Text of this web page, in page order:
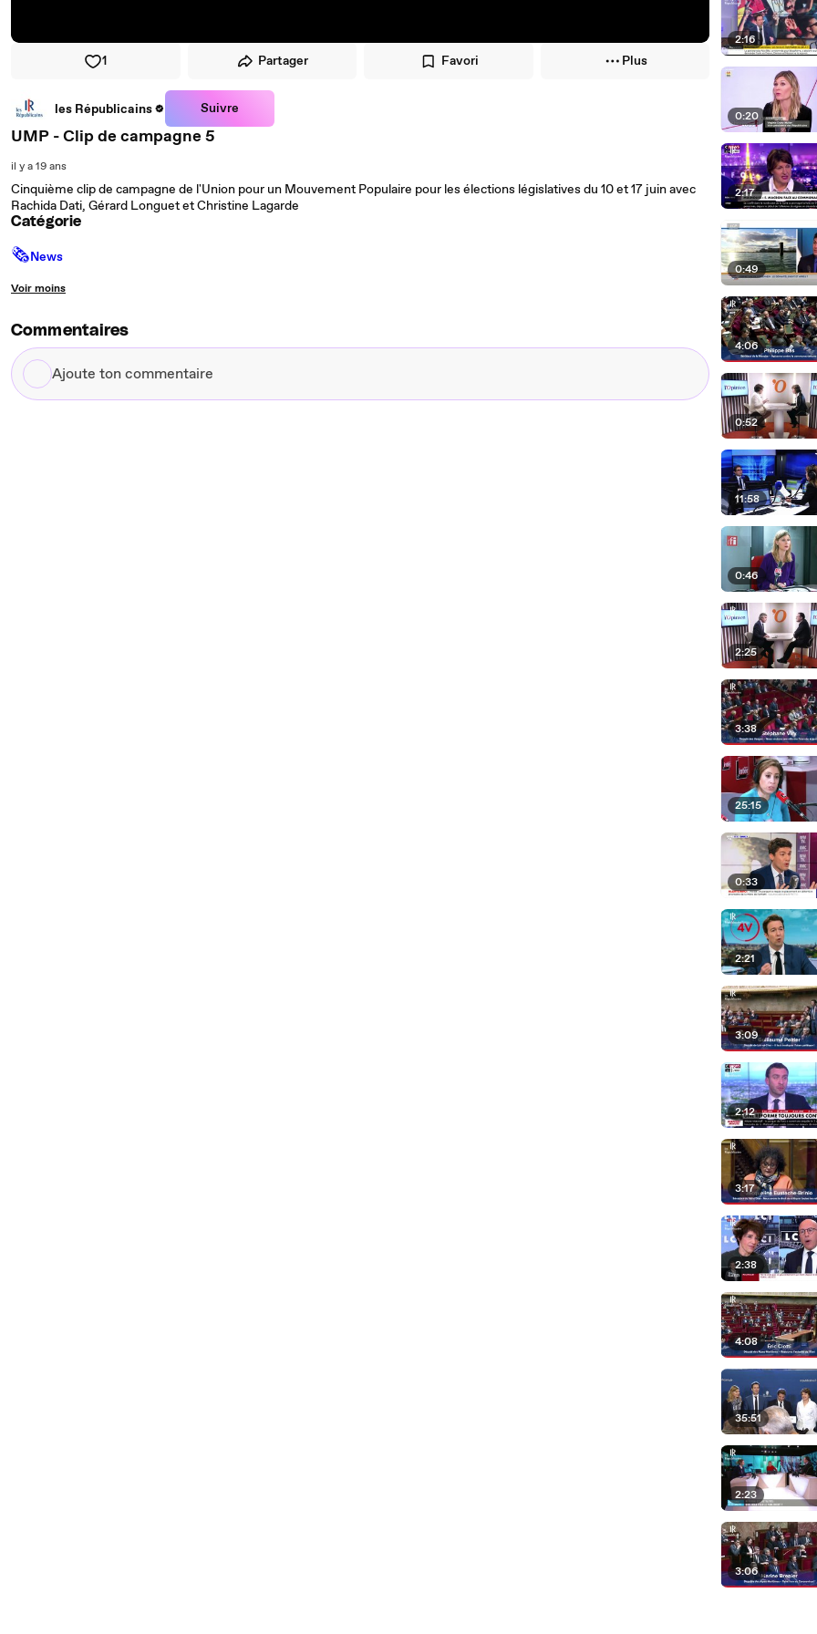
1 Partager Favori Plus
les Républicains Suivre
UMP - Clip de campagne 5
il y a 19 ans
Cinquième clip de campagne de l'Union pour un Mouvement Populaire pour les élections législatives du 10 et 17 juin avec
Rachida Dati, Gérard Longuet et Christine Lagarde
Catégorie
🗞News
Voir moins
Commentaires
Ajoute
ton
2:16
0:20
2:17
0:49
4:06
0:52
11:58
0:46
2:25
3:38
25:15
0:33
2:21
3:09
2:12
3:17
2:38
4:08
35:51
2:23
3:06